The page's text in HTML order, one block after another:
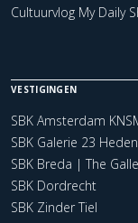
Cultuurvlog My Daily
VESTIGINGEN
SBK Amsterdam
SBK Galerie 23
SBK Breda | The
SBK Dordrecht
SBK Zinder Tiel